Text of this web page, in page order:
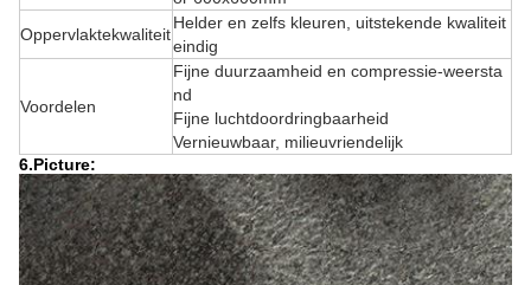
Oppervlaktekwaliteit
Helder en zelfs kleuren, uitstekende kwaliteit
eindig
Voordelen
Fijne duurzaamheid en compressie-weersta
nd
Fijne luchtdoordringbaarheid
Vernieuwbaar, milieuvriendelijk
6.Picture: